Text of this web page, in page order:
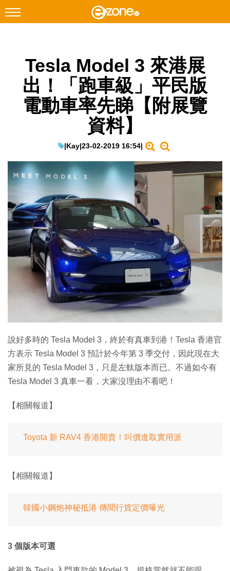
Facebook Instagram
科技焦點
網絡生活
EduTech
IT Times
生成式AI與雲端應用
Enterprise Digital Transformation
特集
Tesla Model 3 來港展
出！「跑車級」平民版
電動車率先睇【附展覽
資料】
|Kay|23-02-2019 16:54|
說好多時的 Tesla Model 3，終於有真車到港！Tesla 香港官
方表示 Tesla Model 3 預計於今年第 3 季交付，因此現在大
家所見的 Tesla Model 3，只是左軚版本而已。不過如今有
Tesla Model 3 真車一看，大家沒理由不看吧！
【相關報道】
Toyota 新 RAV4 香港開賣！叫價進取實用派
【相關報道】
韓國小鋼炮神秘抵港 傳聞行貨定價曝光
3 個版本可選